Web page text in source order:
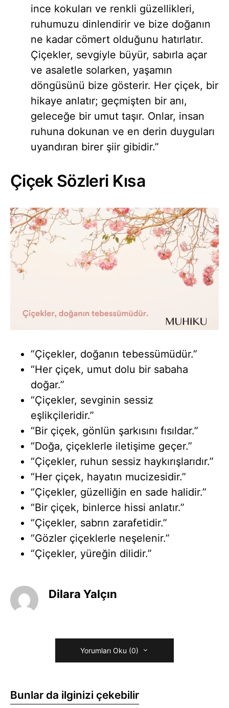
ince kokuları ve renkli güzellikleri,
ruhumuzu dinlendirir ve bize doğanın
ne kadar cömert olduğunu hatırlatır.
Çiçekler, sevgiyle büyür, sabırla açar
ve asaletle solarken, yaşamın
döngüsünü bize gösterir. Her çiçek, bir
hikaye anlatır; geçmişten bir anı,
geleceğe bir umut taşır. Onlar, insan
ruhuna dokunan ve en derin duyguları
uyandıran birer şiir gibidir.”
Çiçek Sözleri Kısa
“Çiçekler, doğanın tebessümüdür.”
“Her çiçek, umut dolu bir sabaha
doğar.”
“Çiçekler, sevginin sessiz
eşlikçileridir.”
“Bir çiçek, gönlün şarkısını fısıldar.”
“Doğa, çiçeklerle iletişime geçer.”
“Çiçekler, ruhun sessiz haykırışlarıdır.”
“Her çiçek, hayatın mucizesidir.”
“Çiçekler, güzelliğin en sade halidir.”
“Bir çiçek, binlerce hissi anlatır.”
“Çiçekler, sabrın zarafetidir.”
“Gözler çiçeklerle neşelenir.”
“Çiçekler, yüreğin dilidir.”
Dilara Yalçın
Yorumları Oku (0)
Bunlar da ilginizi çekebilir